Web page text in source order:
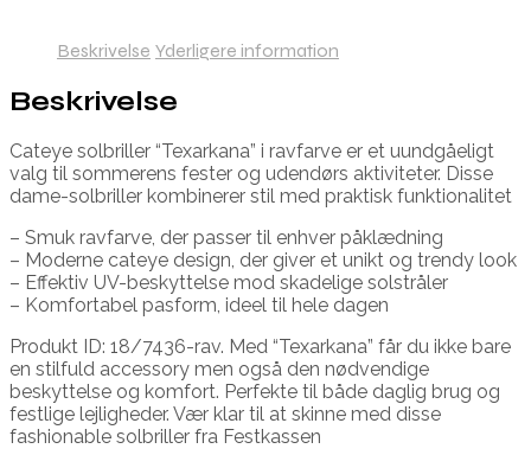
Beskrivelse Yderligere information
Beskrivelse
Cateye solbriller “Texarkana” i ravfarve er et uundgåeligt
valg til sommerens fester og udendørs aktiviteter. Disse
dame-solbriller kombinerer stil med praktisk funktionalitet
– Smuk ravfarve, der passer til enhver påklædning
– Moderne cateye design, der giver et unikt og trendy look
– Effektiv UV-beskyttelse mod skadelige solstråler
– Komfortabel pasform, ideel til hele dagen
Produkt ID: 18/7436-rav. Med “Texarkana” får du ikke bare
en stilfuld accessory men også den nødvendige
beskyttelse og komfort. Perfekte til både daglig brug og
festlige lejligheder. Vær klar til at skinne med disse
fashionable solbriller fra Festkassen